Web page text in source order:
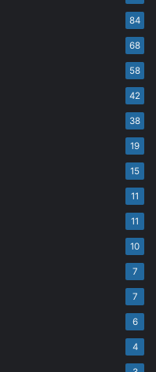
84
68
58
42
38
19
15
11
11
10
7
7
6
4